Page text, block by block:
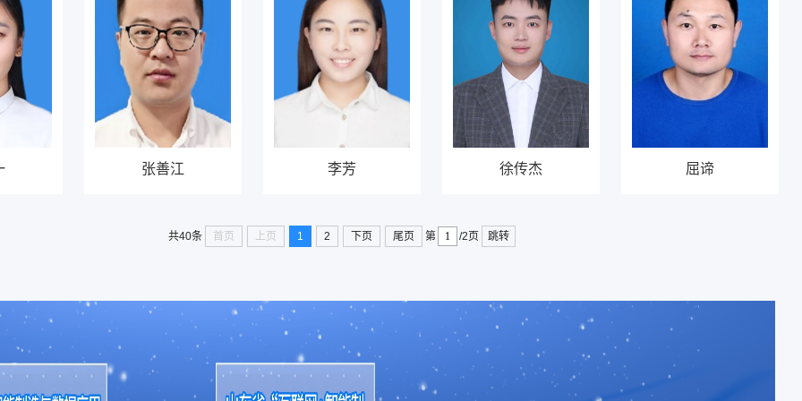
张善江 李芳 徐传杰 屈谛
共40条 首页 上页 1 2 下页 尾页 第 /2页 跳转